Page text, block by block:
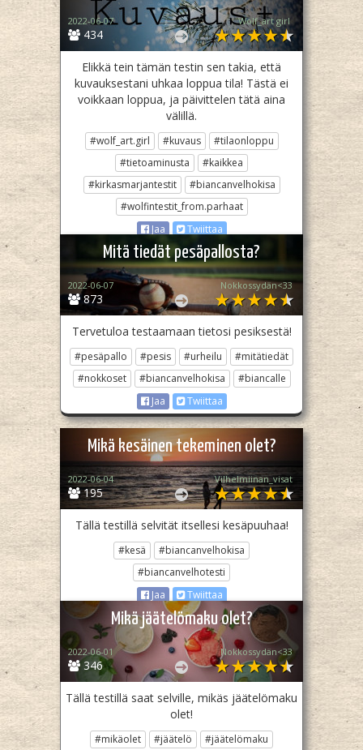
434
2022-06-07 Wolf_art girl ‎
Elikkä tein tämän testin sen takia, että
kuvauksestani uhkaa loppua tila! Tästä ei
voikkaan loppua, ja päivittelen tätä aina
välillä.
#wolf_art.girl #kuvaus
#tilaonloppu
#tietoaminusta
#kaikkea
#kirkasmarjantestit
#biancanvelhokisa
#wolfintestit_from.parhaat
Jaa
Twiittaa
Mitä tiedät pesäpallosta?
873
2022-06-07 Nokkossydän<33
Tervetuloa testaamaan tietosi pesiksestä!
#pesäpallo #pesis #urheilu
#mitätiedät
#nokkoset
#biancanvelhokisa
#biancalle
Jaa
Twiittaa
Mikä kesäinen tekeminen olet?
195
2022-06-04 Vilhelmiinan_visat
Tällä testillä selvität itsellesi kesäpuuhaa!
#kesä
#biancanvelhokisa
#biancanvelhotesti
Jaa
Twiittaa
Mikä jäätelömaku olet?
346
2022-06-01 Nokkossydän<33
Tällä testillä saat selville, mikäs jäätelömaku
olet!
#mikäolet #jäätelö
#jäätelömaku